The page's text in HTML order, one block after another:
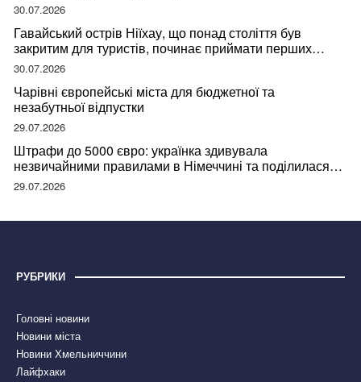
30.07.2026
Гавайський острів Ніїхау, що понад століття був
закритим для туристів, починає приймати перших
відвідувачів
30.07.2026
Чарівні європейські міста для бюджетної та
незабутньої відпустки
29.07.2026
Штрафи до 5000 євро: українка здивувала
незвичайними правилами в Німеччині та поділилася
правдою
29.07.2026
РУБРИКИ
Головні новини
Новини міста
Новини Хмельниччини
Лайфхаки